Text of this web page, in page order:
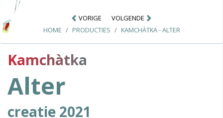
VORIGE
VOLGENDE
HOME
PRODUCTIES KAMCHÀTKA - ALTER
Kamchàtka
Alter
creatie 2021